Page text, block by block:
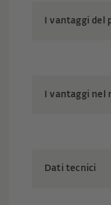
I vantaggi del
I vantaggi nel
Dati tecnici